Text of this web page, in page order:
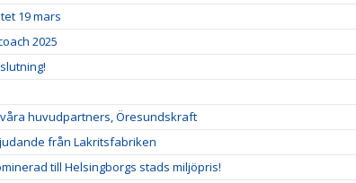
19 mars
2025
huvudpartners, Öresundskraft
från Lakritsfabriken
till Helsingborgs stads miljöpris!